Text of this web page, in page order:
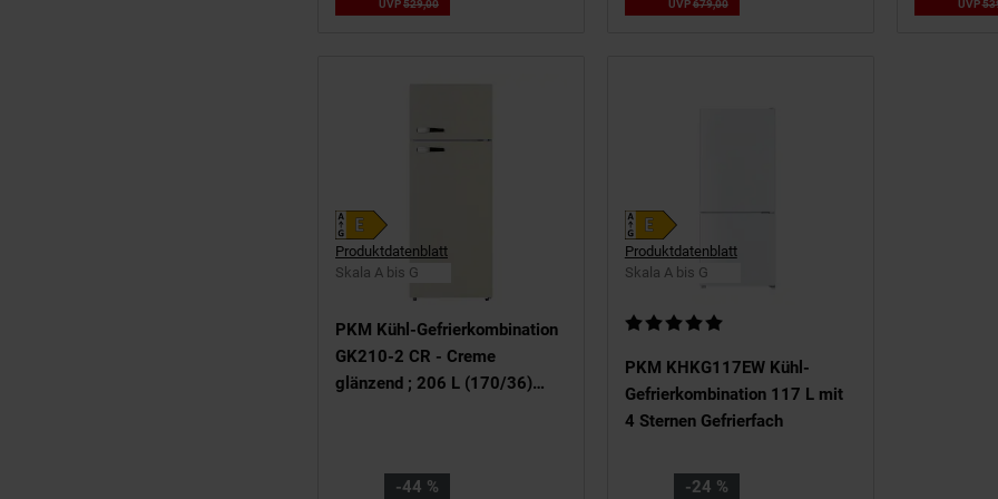
UVP529,00 UVP679,00UVP : 679, UVP
PKM Kühl-Gefrierkombination
GK210-2 CR - Creme
glänzend ; 206 L (170/36)
-44 %
Sie Sparen 44 Prozent,
Produktdatenblatt
Skala A bis G
PKM KHKG117EW Kühl-
Gefrierkombination 117 L mit
4 Sternen Gefrierfach
Kundenbewertung: 5 von 5 Sternen
-24 %
Sie Sparen 24 Prozent,
Produktdatenblatt
Skala A bis G